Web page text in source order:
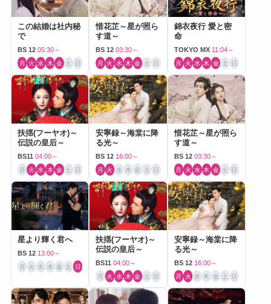
この結婚は社内秘
で
BS 12 05:30～
月 火 水 木 金 土 日
惜花芷～星が照ら
す道～
BS 12 03:30～
月 火 水 木 金 土 日
錦衣夜行 愛と密
命
TOKYO MX 11:04～
月 火 水 木 金 土 日
扶揺(フーヤオ)～
伝説の皇后～
BS11 04:00～
月 火 水 木 金 土 日
安寧録～海棠に降
る光～
BS 12 16:00～
月 火 水 木 金 土 日
惜花芷～星が照ら
す道～
BS 12 03:30～
月 火 水 木 金 土 日
星より輝く君へ
BS 12 13:00～
月 火 水 木 金 土 日
扶揺(フーヤオ)～
伝説の皇后～
BS11 04:00～
月 火 水 木 金 土 日
安寧録～海棠に降
る光～
BS 12 16:00～
月 火 水 木 金 土 日